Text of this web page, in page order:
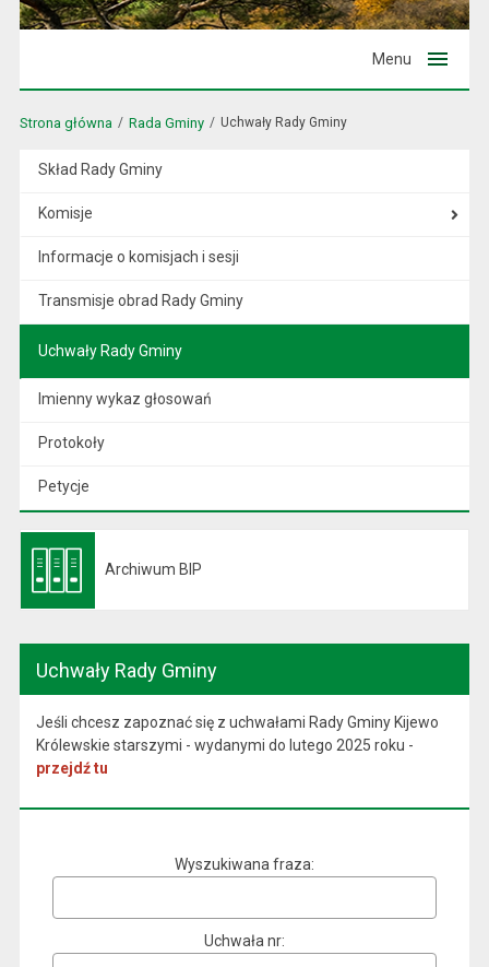
Menu
Strona główna Rada Gminy Uchwały Rady Gminy
Skład Rady Gminy
Komisje
Informacje o komisjach i sesji
Transmisje obrad Rady Gminy
Uchwały Rady Gminy
Imienny wykaz głosowań
Protokoły
Petycje
Archiwum BIP
Uchwały Rady Gminy
Jeśli chcesz zapoznać się z uchwałami Rady Gminy Kijewo
Królewskie starszymi - wydanymi do lutego 2025 roku -
przejdź tu
Wyszukiwana fraza
Uchwała nr